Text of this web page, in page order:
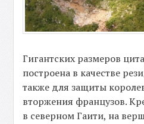
Гигантских размеров
построена в качестве
также для защиты
вторжения французов.
в северном Гаити, на